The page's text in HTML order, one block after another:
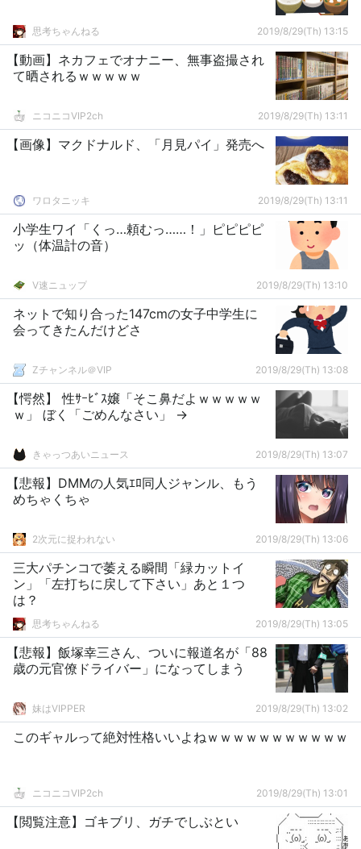
思考ちゃんねる 2019/8/29(Th) 13:15
【動画】ネカフェでオナニー、無事盗撮され
て晒されるｗｗｗｗｗ
ニコニコVIP2ch 2019/8/29(Th) 13:11
【画像】マクドナルド、「月見パイ」発売へ
ワロタニッキ 2019/8/29(Th) 13:11
小学生ワイ「くっ…頼むっ……！」ピピピピ
ッ（体温計の音）
V速ニュップ 2019/8/29(Th) 13:10
ネットで知り合った147cmの女子中学生に
会ってきたんだけどさ
Zチャンネル＠VIP 2019/8/29(Th) 13:08
【愕然】 性ｻｰﾋﾞｽ嬢「そこ鼻だよｗｗｗｗｗ
ｗ」 ぼく「ごめんなさい」 →
きゃっつあいニュース 2019/8/29(Th) 13:07
【悲報】DMMの人気ｴﾛ同人ジャンル、もう
めちゃくちゃ
2次元に捉われない 2019/8/29(Th) 13:06
三大パチンコで萎える瞬間「緑カットイ
ン」「左打ちに戻して下さい」あと１つ
は？
思考ちゃんねる 2019/8/29(Th) 13:05
【悲報】飯塚幸三さん、ついに報道名が「88
歳の元官僚ドライバー」になってしまう
妹はVIPPER 2019/8/29(Th) 13:02
このギャルって絶対性格いいよねｗｗｗｗｗｗｗｗｗｗｗ
ニコニコVIP2ch 2019/8/29(Th) 13:01
【閲覧注意】ゴキブリ、ガチでしぶとい